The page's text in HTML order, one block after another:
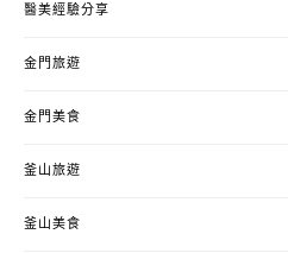
醫美經驗分享
金門旅遊
金門美食
釜山旅遊
釜山美食